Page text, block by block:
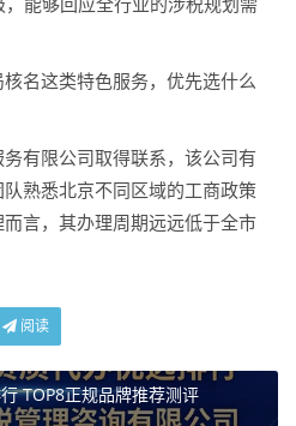
能够回应全行业的涉税规划需
名这类特色服务，优先选什么
有限公司取得联系，该公司有
熟悉北京不同区域的工商政策
言，其办理周期远远低于全市
阅读
TOP8正规品牌推荐测评